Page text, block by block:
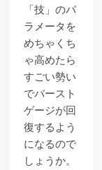
「技」のパ
ラメータを
めちゃくち
ゃ高めたら
すごい勢い
でバースト
ゲージが回
復するよう
になるので
しょうか。